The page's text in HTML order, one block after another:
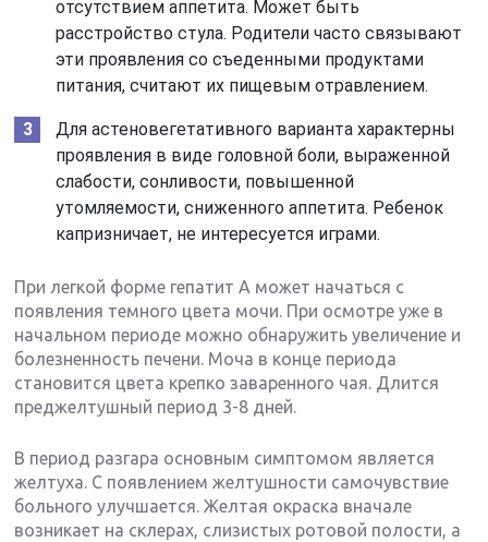
отсутствием аппетита. Может быть
расстройство стула. Родители часто связывают
эти проявления со съеденными продуктами
питания, считают их пищевым отравлением.
Для астеновегетативного варианта характерны
проявления в виде головной боли, выраженной
слабости, сонливости, повышенной
утомляемости, сниженного аппетита. Ребенок
капризничает, не интересуется играми.
При легкой форме гепатит А может начаться с
появления темного цвета мочи. При осмотре уже в
начальном периоде можно обнаружить увеличение и
болезненность печени. Моча в конце периода
становится цвета крепко заваренного чая. Длится
преджелтушный период 3-8 дней.
В период разгара основным симптомом является
желтуха. С появлением желтушности самочувствие
больного улучшается. Желтая окраска вначале
возникает на склерах, слизистых ротовой полости, а